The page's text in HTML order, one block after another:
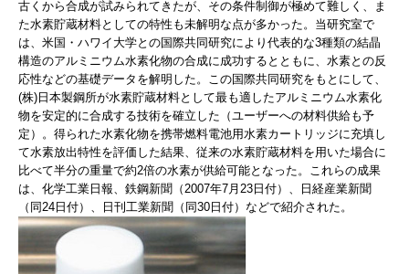
古くから合成が試みられてきたが、その条件制御が極めて難しく、ま
た水素貯蔵材料としての特性も未解明な点が多かった。当研究室で
は、米国・ハワイ大学との国際共同研究により代表的な3種類の結晶
構造のアルミニウム水素化物の合成に成功するとともに、水素との反
応性などの基礎データを解明した。この国際共同研究をもとにして、
(株)日本製鋼所が水素貯蔵材料として最も適したアルミニウム水素化
物を安定的に合成する技術を確立した（ユーザーへの材料供給も予
定）。得られた水素化物を携帯燃料電池用水素カートリッジに充填し
て水素放出特性を評価した結果、従来の水素貯蔵材料を用いた場合に
比べて半分の重量で約2倍の水素が供給可能となった。これらの成果
は、化学工業日報、鉄鋼新聞（2007年7月23日付）、日経産業新聞
（同24日付）、日刊工業新聞（同30日付）などで紹介された。